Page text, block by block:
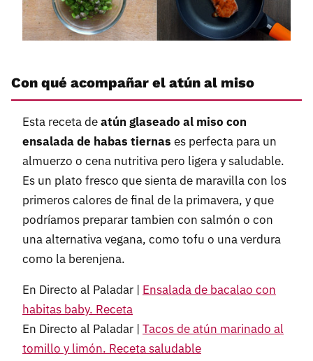
Con qué acompañar el atún al miso
Esta receta deatún glaseado al miso con
ensalada de habas tiernas es perfecta para un
almuerzo o cena nutritiva pero ligera y saludable.
Es un plato fresco que sienta de maravilla con los
primeros calores de final de la primavera, y que
podríamos preparar tambien con salmón o con
una alternativa vegana, como tofu o una verdura
como la berenjena.
En Directo al Paladar | Ensalada de bacalao con
habitas baby. Receta
En Directo al Paladar | Tacos de atún marinado al
tomillo y limón. Receta saludable